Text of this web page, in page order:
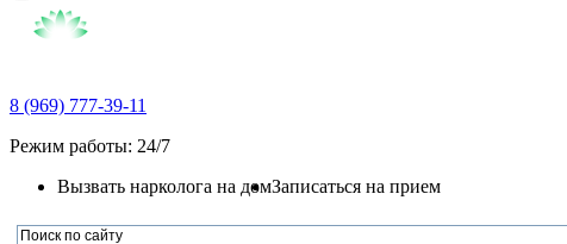
8 (969) 777-39-11
Режим работы: 24/7
Вызвать нарколога на домЗаписаться на прием